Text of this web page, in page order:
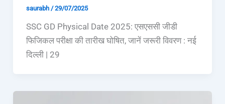
saurabh /29/07/2025
SSC GD Physical Date 2025: एसएससी जीडी
फिजिकल परीक्षा की तारीख घोषित, जानें जरूरी विवरण : नई
दिल्ली | 29